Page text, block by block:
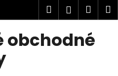
Hľadať
obchodné